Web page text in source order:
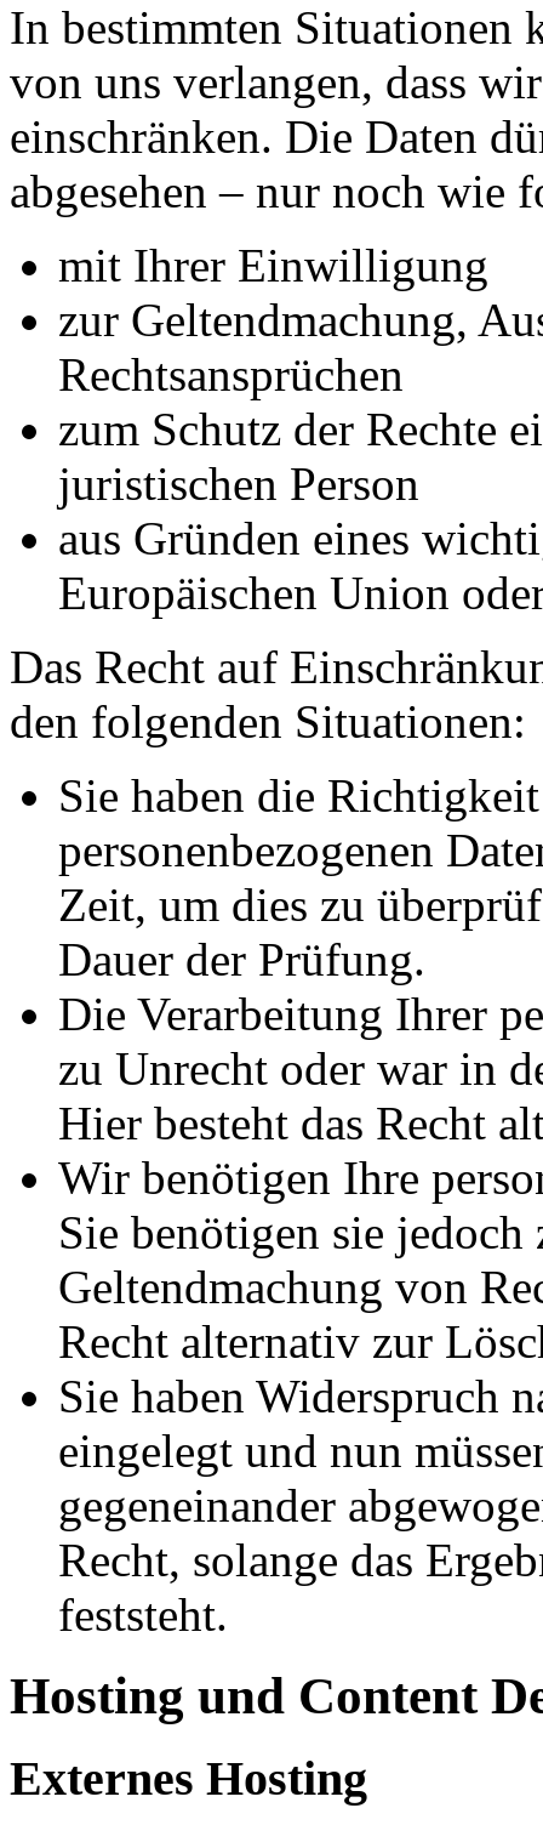
In bestimmten Situationen
von uns verlangen, dass
einschränken. Die Daten
abgesehen – nur noch wie
mit Ihrer Einwilligung
zur Geltendmachung,
Rechtsansprüchen
zum Schutz der Rechte
juristischen Person
aus Gründen eines
Europäischen Union
Das Recht auf
den folgenden Situationen:
Sie haben die
personenbezogenen
Zeit, um dies zu
Dauer der Prüfung.
Die Verarbeitung Ihrer
zu Unrecht oder war in
Hier besteht das Recht
Wir benötigen Ihre
Sie benötigen sie
Geltendmachung von
Recht alternativ zur
Sie haben Widerspruch
eingelegt und nun
gegeneinander
Recht, solange das
feststeht.
Hosting und Content
Externes Hosting